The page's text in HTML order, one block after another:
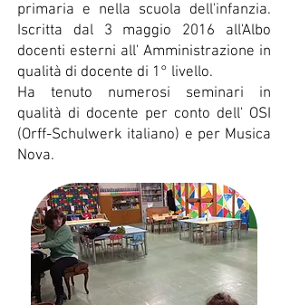
primaria e nella scuola dell'infanzia.
Iscritta dal 3 maggio 2016 all'Albo
docenti esterni all' Amministrazione in
qualità di docente di 1° livello.
Ha tenuto numerosi seminari in
qualità di docente per conto dell' OSI
(Orff-Schulwerk italiano) e per Musica
Nova.